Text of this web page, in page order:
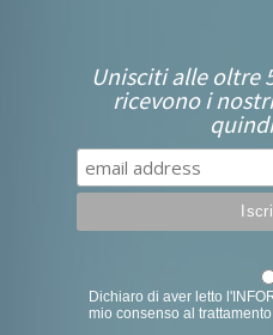
Unisciti alle oltre
ricevono i
Dichiaro di aver letto l'
mio consenso al